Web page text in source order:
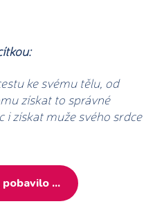
ke svému tělu, od
získat to správné
i získat muže svého srdce
...